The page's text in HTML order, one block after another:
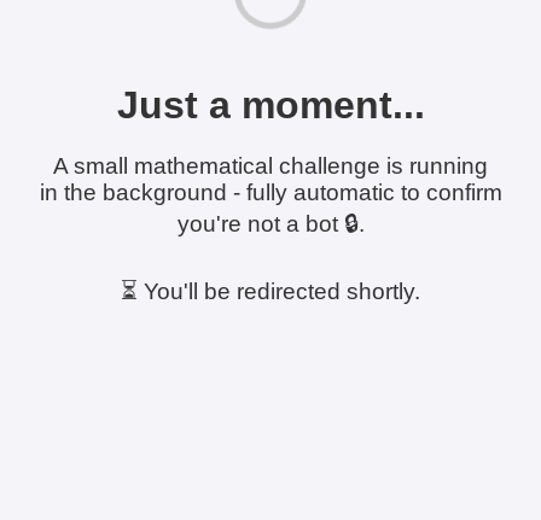
Just a moment...
A small mathematical challenge is running
in the background - fully automatic to confirm
you're not a bot 🔒.
⏳ You'll be redirected shortly.